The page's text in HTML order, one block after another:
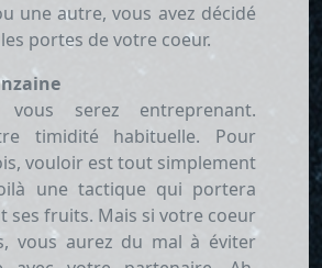
une autre, vous avez décidé
portes de votre coeur.
vous serez entreprenant.
timidité habituelle. Pour
vouloir est tout simplement
une tactique qui portera
ses fruits. Mais si votre coeur
vous aurez du mal à éviter